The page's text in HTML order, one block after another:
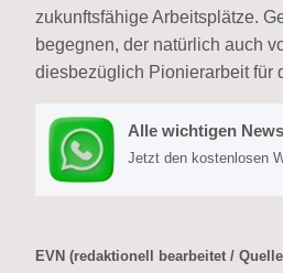
zukunftsfähige Arbeitsplätze.
begegnen, der natürlich auch
diesbezüglich Pionierarbeit für
Alle wichtigen
Jetzt den kostenlosen
EVN (redaktionell bearbeitet /